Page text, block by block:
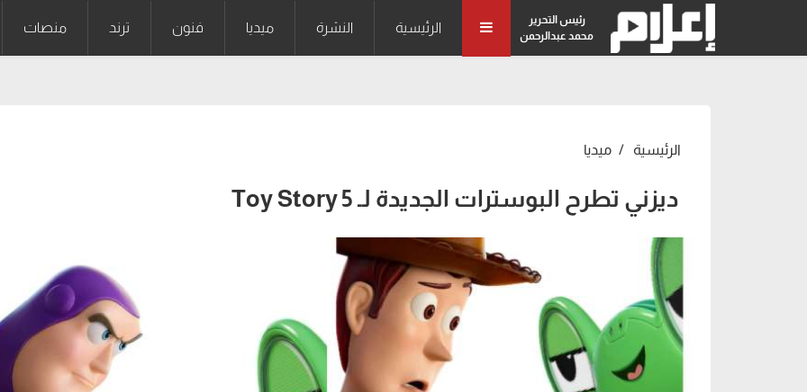
رئيس التحرير
محمد عبدالرحمن
الرئيسية النشرة ميديا فنون ترند منصات
الرئيسية ميديا
ديزني تطرح البوسترات الجديدة لـ Toy Story 5